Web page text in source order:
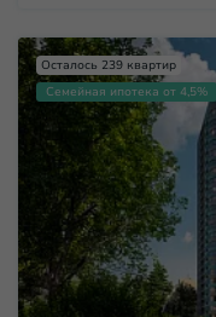
Семейная ипотека от 4,5%
Осталось 239 квартир